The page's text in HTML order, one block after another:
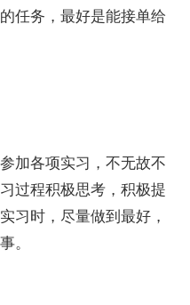
任务，最好是能接单给
各项实习，不无故不
过程积极思考，积极提
习时，尽量做到最好，
。